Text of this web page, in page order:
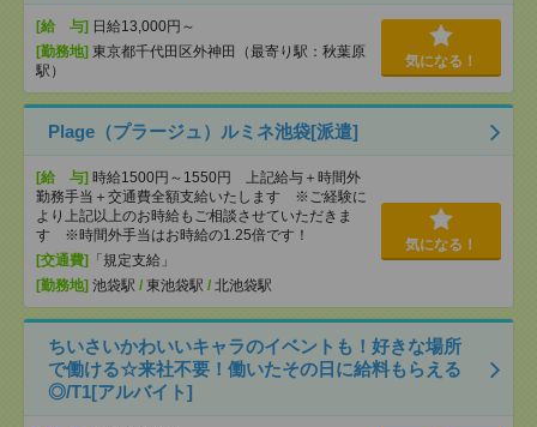
[給 与] 日給13,000円～
[勤務地] 東京都千代田区外神田（最寄り駅：秋葉原
駅）
気になる！
Plage（プラージュ）ルミネ池袋[派遣]
[給 与] 時給1500円～1550円 上記給与＋時間外
勤務手当＋交通費全額支給いたします ※ご経験に
より上記以上のお時給もご相談させていただきま
す ※時間外手当はお時給の1.25倍です！
[交通費]
「規定支給」
[勤務地] 池袋駅 / 東池袋駅 / 北池袋駅
気になる！
ちいさいかわいいキャラのイベントも！好きな場所
で働ける☆来社不要！働いたその日に給料もらえる
◎/T1[アルバイト]